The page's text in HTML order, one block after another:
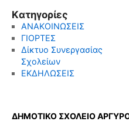
Kατηγορίες
ΑΝΑΚΟΙΝΩΣΕΙΣ
ΓΙΟΡΤΕΣ
Δίκτυο Συνεργασίας
Σχολείων
ΕΚΔΗΛΩΣΕΙΣ
ΔΗΜΟΤΙΚΟ ΣΧΟΛΕΙΟ